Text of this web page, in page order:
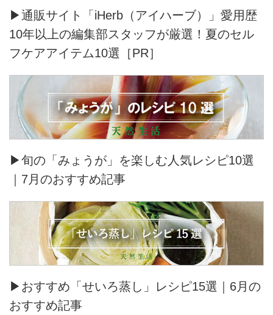
▶通販サイト「iHerb（アイハーブ）」愛用歴
10年以上の編集部スタッフが厳選！夏のセル
フケアアイテム10選［PR］
▶旬の「みょうが」を楽しむ人気レシピ10選
｜7月のおすすめ記事
▶おすすめ「せいろ蒸し」レシピ15選｜6月の
おすすめ記事